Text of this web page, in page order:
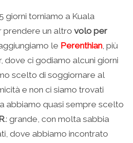
giorni torniamo a Kuala
prendere un altro volo per
le Perenthian, più
dove ci godiamo alcuni giorni
scelto di soggiornare al
e non ci siamo trovati
abbiamo quasi sempre scelto
.: grande, con molta sabbia
dove abbiamo incontrato